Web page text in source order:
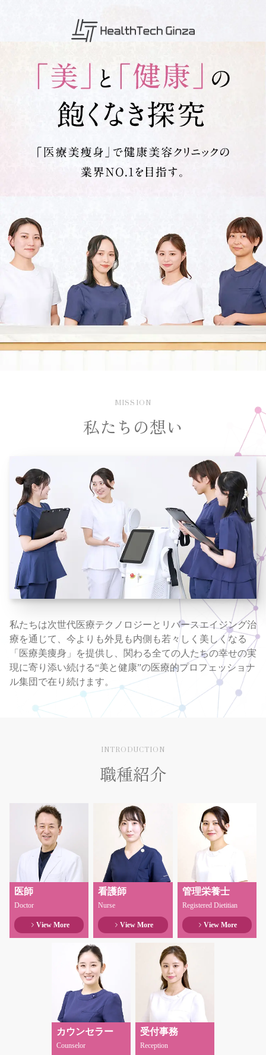
MISSION
私たちの想い
私たちは次世代医療テクノロジーとリバースエイジング治
療を通じて、今よりも外見も内側も若々しく美しくなる
「医療美痩身」を提供し、関わる全ての人たちの幸せの実
現に寄り添い続ける 美と健康 の医療的プロフェッショナ
ル集団で在り続けます。
INTRODUCTION
職種紹介
医師
Doctor
View More
看護師
Nurse
View More
管理栄養士
Registered Dietitian
View More
カウンセラー
Counselor
受付事務
Reception